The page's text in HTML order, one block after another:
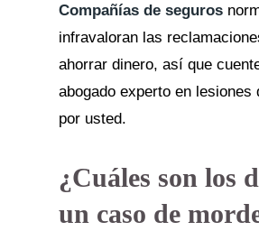
Compañías de seguros
infravaloran las
ahorrar dinero, así que
abogado experto en lesiones
por usted.
¿Cuáles son los
un caso de